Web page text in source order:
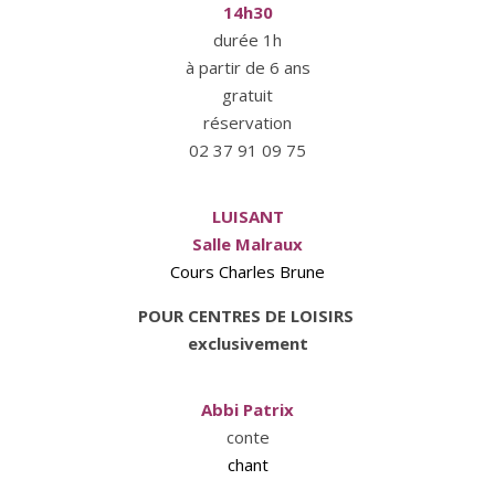
14h30
durée 1h
à partir de 6 ans
gratuit
réservation
02 37 91 09 75
LUISANT
Salle Malraux
Cours Charles Brune
POUR CENTRES DE LOISIRS
exclusivement
Abbi Patrix
conte
chant